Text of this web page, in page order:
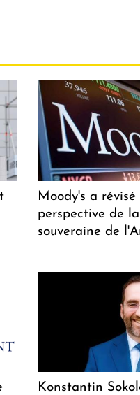
Moody's a révisé
perspective de
souveraine de
Konstantin